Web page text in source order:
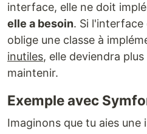
interface, elle ne doit
elle a besoin. Si
oblige une classe à
inutiles, elle deviendra
maintenir.
Exemple avec
Imaginons que tu aies